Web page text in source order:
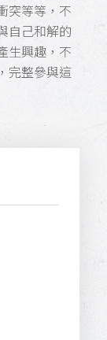
突等等，不
自己和解的
生興趣，不
完整參與這